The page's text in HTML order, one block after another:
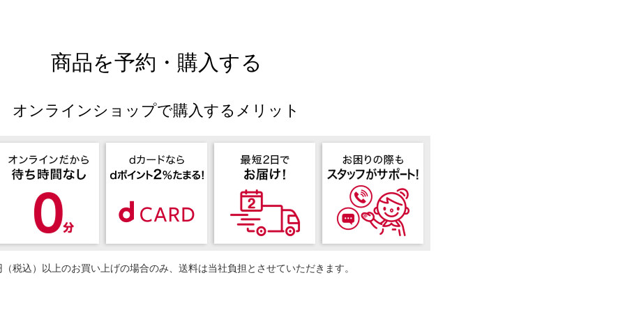
商品を予約・購入する
オンラインショップで購入するメリット
税込）以上のお買い上げの場合のみ、送料は当社負担とさせていただきます。